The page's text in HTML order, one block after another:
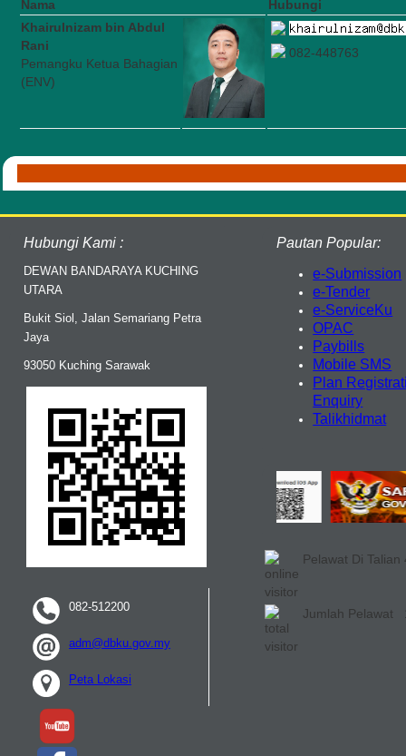
Hubungi Kami :
DEWAN BANDARAYA KUCHING
UTARA
Bukit Siol, Jalan Semariang Petra
Jaya
93050 Kuching Sarawak
082-512200
adm@dbku.gov.my
Peta Lokasi
Pautan Popular:
e-Submission
e-Tender
e-ServiceKu
OPAC
Paybills
Mobile SMS
Plan
Enquiry
Talikhidmat
Pelawat Di Talian
Jumlah Pelawat
Nama
Hubungi
Khairulnizam bin Abdul
Rani
Pemangku Ketua Bahagian
(ENV)
082-448763